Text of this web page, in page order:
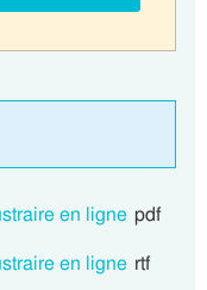
en ligne pdf
en ligne rtf